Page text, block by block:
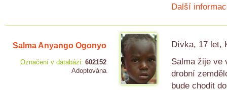
Další
Salma Anyango Ogonyo
Označení v databázi: 602152
Adoptována
Dívka, 17 let,
Salma žije ve
drobní
bude chodit